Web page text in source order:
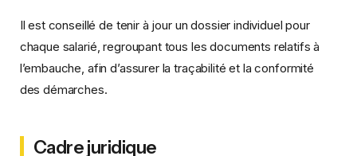
Il est conseillé de tenir à jour un dossier individuel pour
chaque salarié, regroupant tous les documents relatifs à
l’embauche, afin d’assurer la traçabilité et la conformité
des démarches.
Cadre juridique